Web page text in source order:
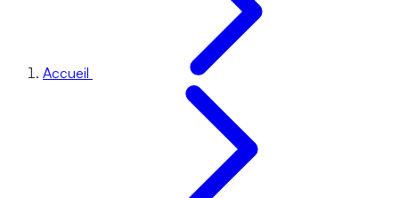
Accueil